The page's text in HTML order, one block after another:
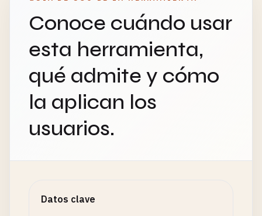
Conoce cuándo usar
esta herramienta,
qué admite y cómo
la aplican los
usuarios.
Datos clave